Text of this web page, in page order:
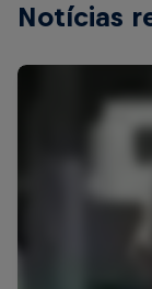
Notícias